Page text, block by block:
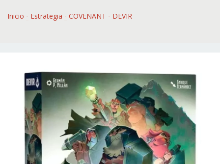
Inicio - Estrategia - COVENANT - DEVIR